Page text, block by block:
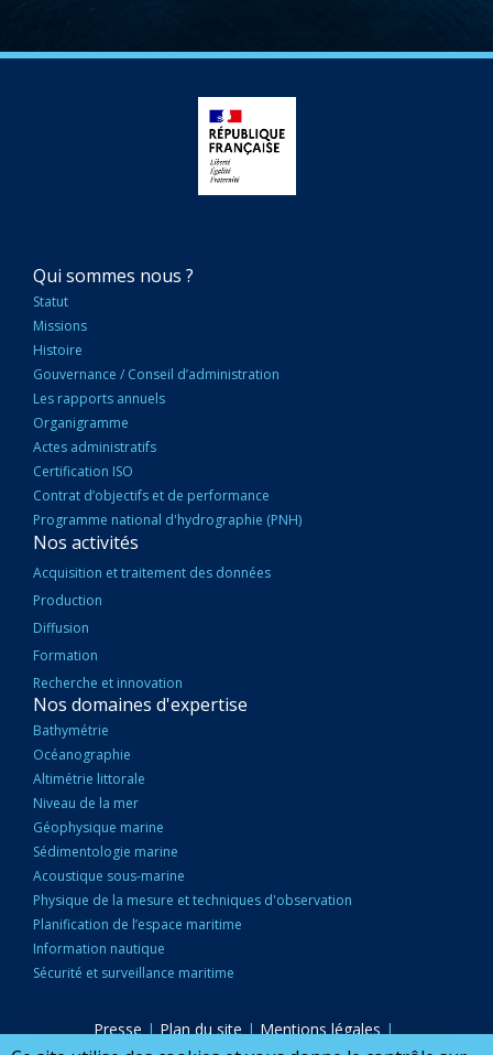
NAVIGATION
PRINCIPALE
Qui sommes nous ?
Statut
Missions
Histoire
Gouvernance / Conseil d’administration
Les rapports annuels
Organigramme
Actes administratifs
Certification ISO
Contrat d’objectifs et de performance
Programme national d'hydrographie (PNH)
Nos activités
Acquisition et traitement des données
Production
Diffusion
Formation
Recherche et innovation
Nos domaines d'expertise
Bathymétrie
Océanographie
Altimétrie littorale
Niveau de la mer
Géophysique marine
Sédimentologie marine
Acoustique sous-marine
Physique de la mesure et techniques d'observation
Planification de l’espace maritime
Information nautique
Sécurité et surveillance maritime
Presse | Plan du site | Mentions légales |